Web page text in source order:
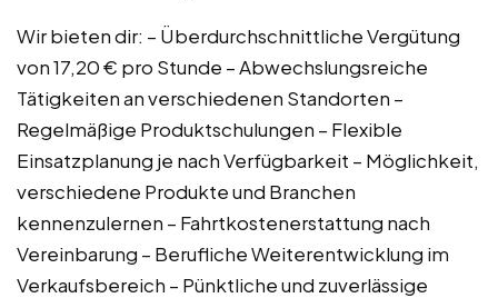
Wir bieten dir: – Überdurchschnittliche Vergütung
von 17,20 € pro Stunde – Abwechslungsreiche
Tätigkeiten an verschiedenen Standorten –
Regelmäßige Produktschulungen – Flexible
Einsatzplanung je nach Verfügbarkeit – Möglichkeit,
verschiedene Produkte und Branchen
kennenzulernen – Fahrtkostenerstattung nach
Vereinbarung – Berufliche Weiterentwicklung im
Verkaufsbereich – Pünktliche und zuverlässige